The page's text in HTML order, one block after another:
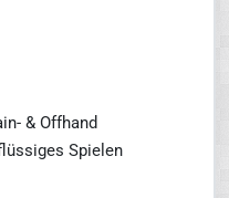
& Offhand
Spielen